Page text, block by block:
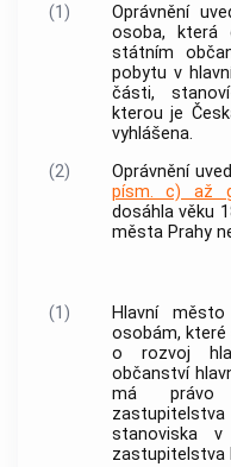
(1) Oprávnění
osoba, která
státním
pobytu v
části,
kterou je
vyhlášena.
(2)
Oprávnění
písm. c) až
dosáhla věku
města Prahy
(1) Hlavní město
osobám,
o rozvoj
občanství
má právo
stanoviska
zastupitelstva